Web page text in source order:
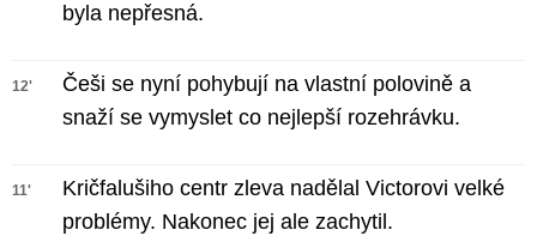
byla nepřesná.
12'
Češi se nyní pohybují na vlastní polovině a
snaží se vymyslet co nejlepší rozehrávku.
11'
Kričfalušiho centr zleva nadělal Victorovi velké
problémy. Nakonec jej ale zachytil.